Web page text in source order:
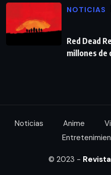
NOTICIAS
Red Dead
millones de
Noticias Anime
© 2023 -